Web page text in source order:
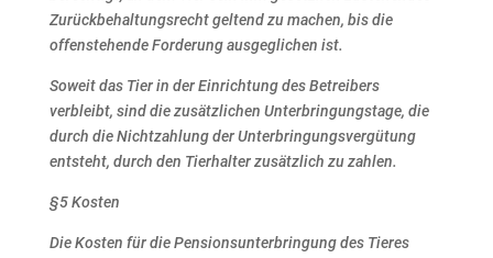
Zurückbehaltungsrecht geltend zu machen, bis die
offenstehende Forderung ausgeglichen ist.
Soweit das Tier in der Einrichtung des Betreibers
verbleibt, sind die zusätzlichen Unterbringungstage, die
durch die Nichtzahlung der Unterbringungsvergütung
entsteht, durch den Tierhalter zusätzlich zu zahlen.
§5 Kosten
Die Kosten für die Pensionsunterbringung des Tieres